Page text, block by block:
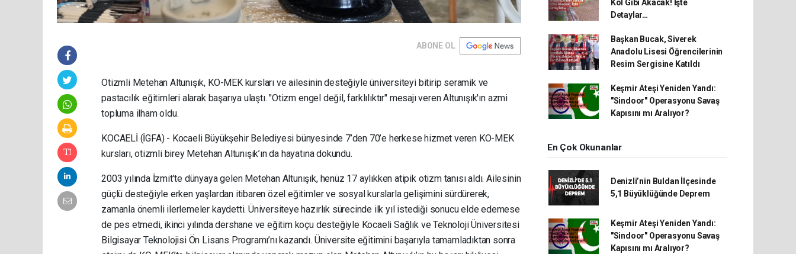
ABONE OL
Otizmli Metehan Altunışık, KO-MEK kursları ve ailesinin desteğiyle üniversiteyi bitirip seramik ve
pastacılık eğitimleri alarak başarıya ulaştı. "Otizm engel değil, farklılıktır" mesajı veren Altunışık'ın azmi
topluma ilham oldu.
KOCAELİ (İGFA) - Kocaeli Büyükşehir Belediyesi bünyesinde 7’den 70’e herkese hizmet veren KO-MEK
kursları, otizmli birey Metehan Altunışık’ın da hayatına dokundu.
2003 yılında İzmit’te dünyaya gelen Metehan Altunışık, henüz 17 aylıkken atipik otizm tanısı aldı. Ailesinin
güçlü desteğiyle erken yaşlardan itibaren özel eğitimler ve sosyal kurslarla gelişimini sürdürerek,
zamanla önemli ilerlemeler kaydetti. Üniversiteye hazırlık sürecinde ilk yıl istediği sonucu elde edemese
de pes etmedi, ikinci yılında dershane ve eğitim koçu desteğiyle Kocaeli Sağlık ve Teknoloji Üniversitesi
Bilgisayar Teknolojisi Ön Lisans Programı’nı kazandı. Üniversite eğitimini başarıyla tamamladıktan sonra
Kol Gibi Akacak! İşte
Detaylar…
Başkan Bucak, Siverek
Anadolu Lisesi Öğrencilerinin
Resim Sergisine Katıldı
Keşmir Ateşi Yeniden Yandı:
"Sindoor" Operasyonu Savaş
Kapısını mı Aralıyor?
En Çok Okunanlar
Denizli’nin Buldan İlçesinde
5,1 Büyüklüğünde Deprem
Keşmir Ateşi Yeniden Yandı:
"Sindoor" Operasyonu Savaş
Kapısını mı Aralıyor?